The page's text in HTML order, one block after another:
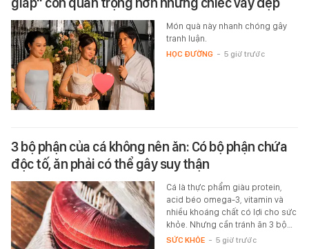
Món quà này nhanh chóng gây
tranh luận.
HỌC ĐƯỜNG - 5 giờ trước
3 bộ phận của cá không nên ăn: Có bộ phận chứa
độc tố, ăn phải có thể gây suy thận
Cá là thực phẩm giàu protein,
acid béo omega-3, vitamin và
nhiều khoáng chất có lợi cho sức
khỏe. Nhưng cần tránh ăn 3 bộ…
SỨC KHỎE - 5 giờ trước